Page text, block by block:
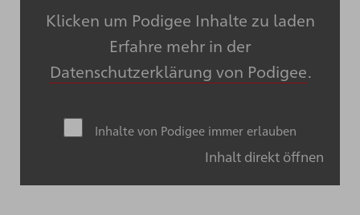
Klicken um Podigee Inhalte zu laden
Erfahre mehr in der
Datenschutzerklärung von Podigee.
Inhalte von Podigee immer erlauben
Inhalt direkt öffnen